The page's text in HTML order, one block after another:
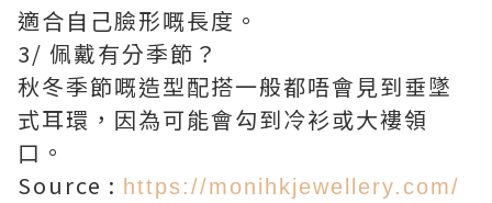
適合自己臉形嘅長度。
3/ 佩戴有分季節？
秋冬季節嘅造型配搭一般都唔會見到垂墜
式耳環，因為可能會勾到冷衫或大褸領
口。
Source : https://monihkjewellery.com/